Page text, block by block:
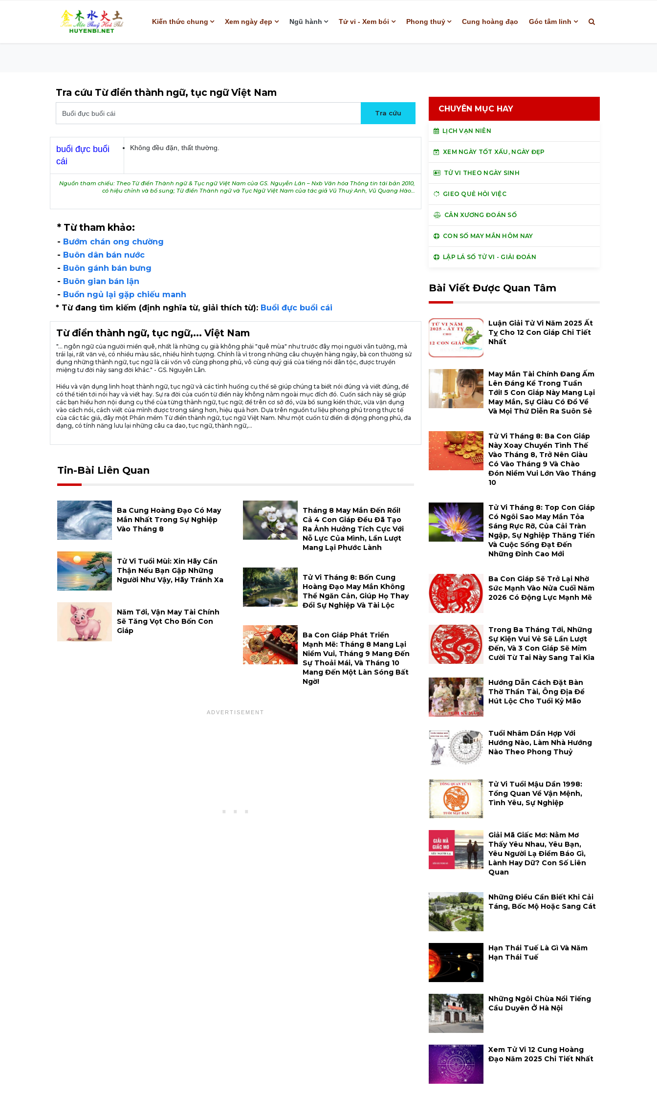
Kiến thức chung Xem ngày đẹp Ngũ hành Tử vi - Xem bói Phong thuỷ Cung hoàng đạo Góc tâm linh
Tra cứu Từ điển thành ngữ, tục ngữ Việt Nam
buổi đực buổi
cái
Không đều đặn, thất thường.
Nguồn tham chiếu: Theo Từ điển Thành ngữ & Tục ngữ Việt Nam của GS. Nguyễn Lân – Nxb Văn hóa Thông tin tái bản 2010,
có hiệu chỉnh và bổ sung; Từ điển Thành ngữ và Tục Ngữ Việt Nam của tác giả Vũ Thuý Anh, Vũ Quang Hào…
* Từ tham khảo:
- Bướm chán ong chường
- Buôn dân bán nước
- Buôn gánh bán bưng
- Buôn gian bán lận
- Buồn ngủ lại gặp chiếu manh
* Từ đang tìm kiếm (định nghĩa từ, giải thích từ): Buổi đực buổi cái
Từ điển thành ngữ, tục ngữ,... Việt Nam
"... ngôn ngữ của người miền quê, nhất là những cụ già không phải "quê mùa" như trước đây mọi người vẫn tưởng, mà
trái lại, rất văn vẻ, có nhiều màu sắc, nhiều hình tượng. Chính là vì trong những câu chuyện hàng ngày, bà con thường sử
dụng những thành ngữ, tục ngữ là cái vốn vô cùng phong phú, vô cùng quý giá của tiếng nói dân tộc, được truyền
miệng tư đời này sang đời khác." - GS. Nguyễn Lân.
Hiểu và vận dụng linh hoạt thành ngữ, tục ngữ và các tình huống cụ thể sẽ giúp chúng ta biết nói đúng và viết đúng, để
có thể tiến tới nói hay và viết hay. Sự ra đời của cuốn từ điển này không nằm ngoài mục đích đó. Cuốn sách này sẽ giúp
các bạn hiểu hơn nội dung cụ thể của từng thành ngữ, tục ngữ; để trên cơ sở đó, vừa bổ sung kiến thức, vừa vận dụng
vào cách nói, cách viết của mình được trong sáng hơn, hiệu quả hơn. Dựa trên nguồn tư liệu phong phú trong thực tế
của các tác giả, đây một Phần mềm Từ điển thành ngữ, tục ngữ Việt Nam. Như một cuốn từ điển di động phong phú, đa
dạng, có tính năng lưu lại những câu ca dao, tục ngữ, thành ngữ,...
Tin-Bài Liên Quan
Ba Cung Hoàng Đạo Có May
Mắn Nhất Trong Sự Nghiệp
Vào Tháng 8
Tử Vi Tuổi Mùi: Xin Hãy Cẩn
Thận Nếu Bạn Gặp Những
Người Như Vậy, Hãy Tránh Xa
Năm Tới, Vận May Tài Chính
Sẽ Tăng Vọt Cho Bốn Con
Giáp
Tháng 8 May Mắn Đến Rồi!
Cả 4 Con Giáp Đều Đã Tạo
Ra Ảnh Hưởng Tích Cực Với
Nỗ Lực Của Mình, Lần Lượt
Mang Lại Phước Lành
Tử Vi Tháng 8: Bốn Cung
Hoàng Đạo May Mắn Không
Thể Ngăn Cản, Giúp Họ Thay
Đổi Sự Nghiệp Và Tài Lộc
Ba Con Giáp Phát Triển
Mạnh Mẽ: Tháng 8 Mang Lại
Niềm Vui, Tháng 9 Mang Đến
Sự Thoải Mái, Và Tháng 10
Mang Đến Một Làn Sóng Bất
Ngờ!
CHUYÊN MỤC HAY
LỊCH VẠN NIÊN
XEM NGÀY TỐT XẤU, NGÀY ĐẸP
TỬ VI THEO NGÀY SINH
GIEO QUẺ HỎI VIỆC
CÂN XƯƠNG ĐOÁN SỐ
CON SỐ MAY MẮN HÔM NAY
LẬP LÁ SỐ TỬ VI - GIẢI ĐOÁN
Bài Viết Được Quan Tâm
Luận Giải Tử Vi Năm 2025 Ất
Tỵ Cho 12 Con Giáp Chi Tiết
Nhất
May Mắn Tài Chính Đang Ấm
Lên Đáng Kể Trong Tuần
Tới! 5 Con Giáp Này Mang Lại
May Mắn, Sự Giàu Có Đổ Về
Và Mọi Thứ Diễn Ra Suôn Sẻ
Tử Vi Tháng 8: Ba Con Giáp
Này Xoay Chuyển Tình Thế
Vào Tháng 8, Trở Nên Giàu
Có Vào Tháng 9 Và Chào
Đón Niềm Vui Lớn Vào Tháng
10
Tử Vi Tháng 8: Top Con Giáp
Có Ngôi Sao May Mắn Tỏa
Sáng Rực Rỡ, Của Cải Tràn
Ngập, Sự Nghiệp Thăng Tiến
Và Cuộc Sống Đạt Đến
Những Đỉnh Cao Mới
Ba Con Giáp Sẽ Trở Lại Nhờ
Sức Mạnh Vào Nửa Cuối Năm
2026 Có Động Lực Mạnh Mẽ
Trong Ba Tháng Tới, Những
Sự Kiện Vui Vẻ Sẽ Lần Lượt
Đến, Và 3 Con Giáp Sẽ Mỉm
Cười Từ Tai Này Sang Tai Kia
Hướng Dẫn Cách Đặt Bàn
Thờ Thần Tài, Ông Địa Để
Hút Lộc Cho Tuổi Kỷ Mão
Tuổi Nhâm Dần Hợp Với
Hướng Nào, Làm Nhà Hướng
Nào Theo Phong Thuỷ
Tử Vi Tuổi Mậu Dần 1998:
Tổng Quan Về Vận Mệnh,
Tình Yêu, Sự Nghiệp
Giải Mã Giấc Mơ: Nằm Mơ
Thấy Yêu Nhau, Yêu Bạn,
Yêu Người Lạ Điềm Báo Gì,
Lành Hay Dữ? Con Số Liên
Quan
Những Điều Cần Biết Khi Cải
Táng, Bốc Mộ Hoặc Sang Cát
Hạn Thái Tuế Là Gì Và Năm
Hạn Thái Tuế
Những Ngôi Chùa Nổi Tiếng
Cầu Duyên Ở Hà Nội
Xem Tử Vi 12 Cung Hoàng
Đạo Năm 2025 Chi Tiết Nhất